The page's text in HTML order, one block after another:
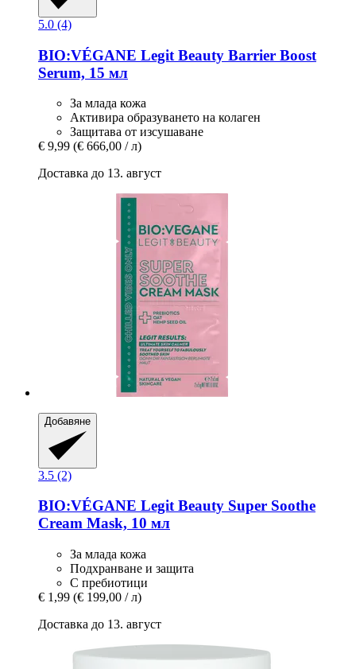
5.0 (4)
BIO:VÉGANE Legit Beauty Barrier Boost
Serum, 15 мл
За млада кожа
Активира образуването на колаген
Защитава от изсушаване
€ 9,99 (€ 666,00 / л)
Доставка до 13. август
Добавяне
3.5 (2)
BIO:VÉGANE Legit Beauty Super Soothe
Cream Mask, 10 мл
За млада кожа
Подхранване и защита
С пребиотици
€ 1,99 (€ 199,00 / л)
Доставка до 13. август